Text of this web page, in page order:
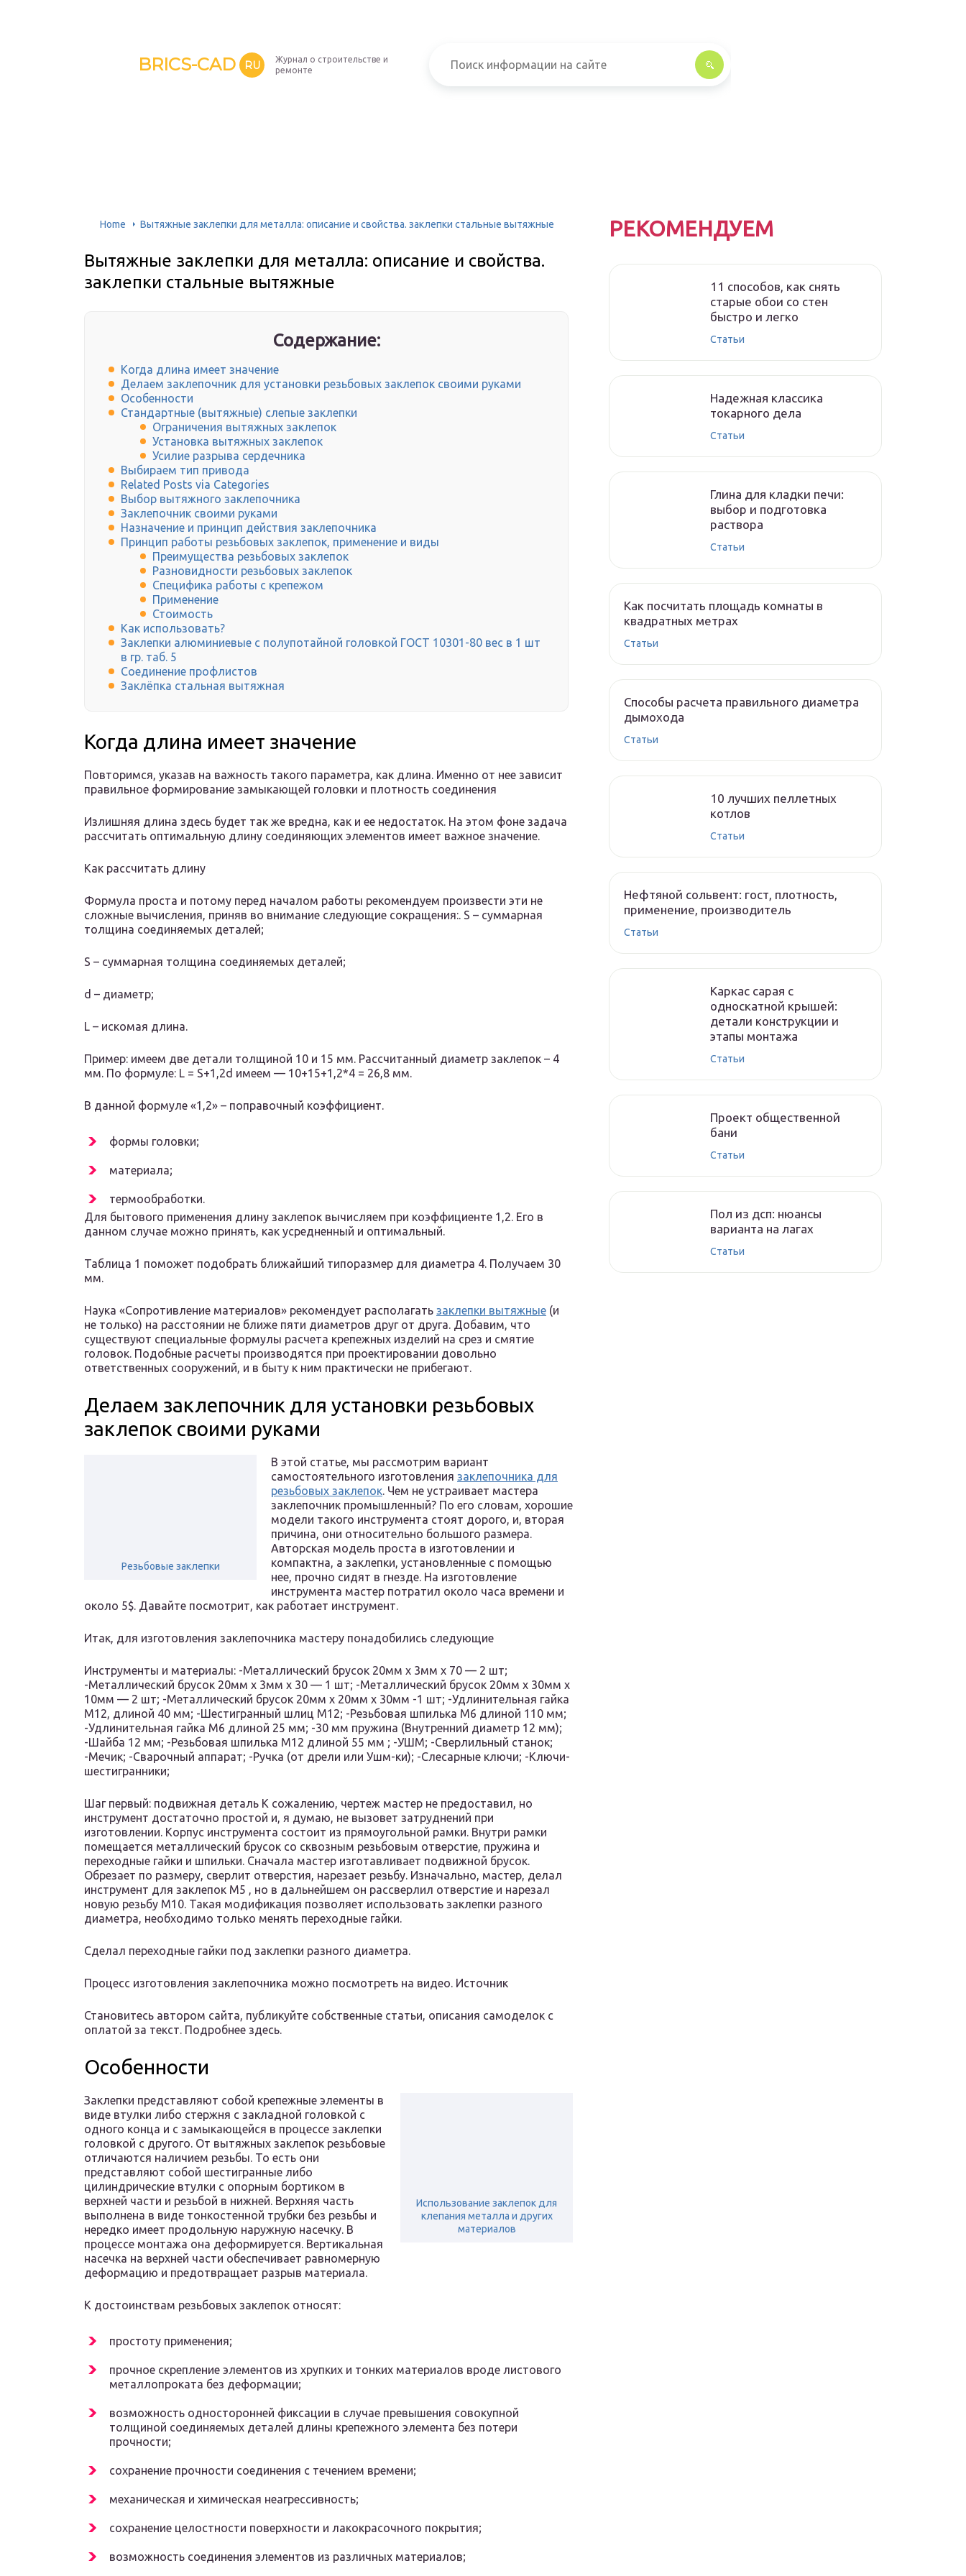
BRICS-CAD RU
Журнал о строительстве и
ремонте
Home Вытяжные заклепки для металла: описание и свойства. заклепки стальные вытяжные
Вытяжные заклепки для металла: описание и свойства.
заклепки стальные вытяжные
Содержание:
Когда длина имеет значение
Делаем заклепочник для установки резьбовых заклепок своими руками
Особенности
Стандартные (вытяжные) слепые заклепки
Ограничения вытяжных заклепок
Установка вытяжных заклепок
Усилие разрыва сердечника
Выбираем тип привода
Related Posts via Categories
Выбор вытяжного заклепочника
Заклепочник своими руками
Назначение и принцип действия заклепочника
Принцип работы резьбовых заклепок, применение и виды
Преимущества резьбовых заклепок
Разновидности резьбовых заклепок
Специфика работы с крепежом
Применение
Стоимость
Как использовать?
Заклепки алюминиевые с полупотайной головкой ГОСТ 10301-80 вес в 1 шт
в гр. таб. 5
Соединение профлистов
Заклёпка стальная вытяжная
Когда длина имеет значение
Повторимся, указав на важность такого параметра, как длина. Именно от нее зависит
правильное формирование замыкающей головки и плотность соединения
Излишняя длина здесь будет так же вредна, как и ее недостаток. На этом фоне задача
рассчитать оптимальную длину соединяющих элементов имеет важное значение.
Как рассчитать длину
Формула проста и потому перед началом работы рекомендуем произвести эти не
сложные вычисления, приняв во внимание следующие сокращения:. S – суммарная
толщина соединяемых деталей;
S – суммарная толщина соединяемых деталей;
d – диаметр;
L – искомая длина.
Пример: имеем две детали толщиной 10 и 15 мм. Рассчитанный диаметр заклепок – 4
мм. По формуле: L = S+1,2d имеем — 10+15+1,2*4 = 26,8 мм.
В данной формуле «1,2» – поправочный коэффициент.
формы головки;
материала;
термообработки.
Для бытового применения длину заклепок вычисляем при коэффициенте 1,2. Его в
данном случае можно принять, как усредненный и оптимальный.
Таблица 1 поможет подобрать ближайший типоразмер для диаметра 4. Получаем 30
мм.
Наука «Сопротивление материалов» рекомендует располагать заклепки вытяжные (и
не только) на расстоянии не ближе пяти диаметров друг от друга. Добавим, что
существуют специальные формулы расчета крепежных изделий на срез и смятие
головок. Подобные расчеты производятся при проектировании довольно
ответственных сооружений, и в быту к ним практически не прибегают.
Делаем заклепочник для установки резьбовых
заклепок своими руками
Резьбовые заклепки
В этой статье, мы рассмотрим вариант
самостоятельного изготовления заклепочника для
резьбовых заклепок. Чем не устраивает мастера
заклепочник промышленный? По его словам, хорошие
модели такого инструмента стоят дорого, и, вторая
причина, они относительно большого размера.
Авторская модель проста в изготовлении и
компактна, а заклепки, установленные с помощью
нее, прочно сидят в гнезде. На изготовление
инструмента мастер потратил около часа времени и
около 5$. Давайте посмотрит, как работает инструмент.
Итак, для изготовления заклепочника мастеру понадобились следующие
Инструменты и материалы: -Металлический брусок 20мм х 3мм х 70 — 2 шт;
-Металлический брусок 20мм х 3мм х 30 — 1 шт; -Металлический брусок 20мм х 30мм х
10мм — 2 шт; -Металлический брусок 20мм х 20мм х 30мм -1 шт; -Удлинительная гайка
М12, длиной 40 мм; -Шестигранный шлиц М12; -Резьбовая шпилька М6 длиной 110 мм;
-Удлинительная гайка М6 длиной 25 мм; -30 мм пружина (Внутренний диаметр 12 мм);
-Шайба 12 мм; -Резьбовая шпилька M12 длиной 55 мм ; -УШМ; -Сверлильный станок;
-Мечик; -Сварочный аппарат; -Ручка (от дрели или Ушм-ки); -Слесарные ключи; -Ключи-
шестигранники;
Шаг первый: подвижная деталь К сожалению, чертеж мастер не предоставил, но
инструмент достаточно простой и, я думаю, не вызовет затруднений при
изготовлении. Корпус инструмента состоит из прямоугольной рамки. Внутри рамки
помещается металлический брусок со сквозным резьбовым отверстие, пружина и
переходные гайки и шпильки. Сначала мастер изготавливает подвижной брусок.
Обрезает по размеру, сверлит отверстия, нарезает резьбу. Изначально, мастер, делал
инструмент для заклепок М5 , но в дальнейшем он рассверлил отверстие и нарезал
новую резьбу М10. Такая модификация позволяет использовать заклепки разного
диаметра, необходимо только менять переходные гайки.
Сделал переходные гайки под заклепки разного диаметра.
Процесс изготовления заклепочника можно посмотреть на видео. Источник
Становитесь автором сайта, публикуйте собственные статьи, описания самоделок с
оплатой за текст. Подробнее здесь.
Особенности
Использование заклепок для
клепания металла и других
материалов
Заклепки представляют собой крепежные элементы в
виде втулки либо стержня с закладной головкой с
одного конца и с замыкающейся в процессе заклепки
головкой с другого. От вытяжных заклепок резьбовые
отличаются наличием резьбы. То есть они
представляют собой шестигранные либо
цилиндрические втулки с опорным бортиком в
верхней части и резьбой в нижней. Верхняя часть
выполнена в виде тонкостенной трубки без резьбы и
нередко имеет продольную наружную насечку. В
процессе монтажа она деформируется. Вертикальная
насечка на верхней части обеспечивает равномерную
деформацию и предотвращает разрыв материала.
К достоинствам резьбовых заклепок относят:
простоту применения;
прочное скрепление элементов из хрупких и тонких материалов вроде листового
металлопроката без деформации;
возможность односторонней фиксации в случае превышения совокупной
толщиной соединяемых деталей длины крепежного элемента без потери
прочности;
сохранение прочности соединения с течением времени;
механическая и химическая неагрессивность;
сохранение целостности поверхности и лакокрасочного покрытия;
возможность соединения элементов из различных материалов;
РЕКОМЕНДУЕМ
11 способов, как снять
старые обои со стен
быстро и легко
Cтатьи
Надежная классика
токарного дела
Cтатьи
Глина для кладки печи:
выбор и подготовка
раствора
Cтатьи
Как посчитать площадь комнаты в
квадратных метрах
Cтатьи
Способы расчета правильного диаметра
дымохода
Cтатьи
10 лучших пеллетных
котлов
Cтатьи
Нефтяной сольвент: гост, плотность,
применение, производитель
Cтатьи
Каркас сарая с
односкатной крышей:
детали конструкции и
этапы монтажа
Cтатьи
Проект общественной
бани
Cтатьи
Пол из дсп: нюансы
варианта на лагах
Cтатьи